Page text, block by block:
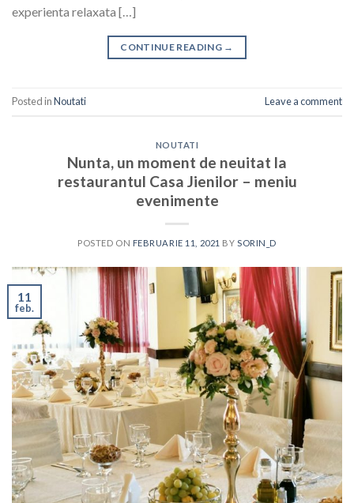
experienta relaxata […]
CONTINUE READING →
Posted inNoutati Leave a comment
NOUTATI
Nunta, un moment de neuitat la
restaurantul Casa Jienilor – meniu
evenimente
POSTED ON FEBRUARIE 11, 2021 BYSORIN_D
11
feb.